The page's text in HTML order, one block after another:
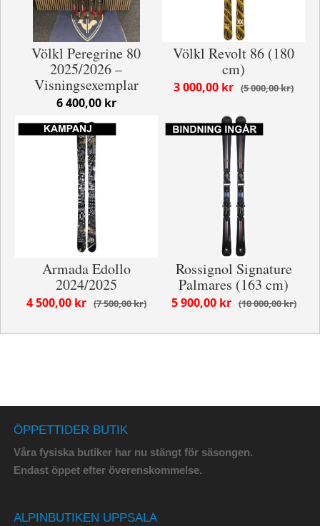
Völkl Peregrine 80
2025/2026 –
Visningsexemplar
6 400,00 kr
Völkl Revolt 86 (180
cm)
5 000,00 kr
3 000,00 kr
Armada Edollo
2024/2025
7 500,00 kr
4 500,00 kr
Rossignol Signature
Palmares (163 cm)
10 000,00 kr
5 900,00 kr
ÖPPETTIDER BUTIK
Våra fysiska butiker har nu stängt för säsongen.
Endast öppet efter överenskommelse.
ALPINBUTIKEN UPPSALA